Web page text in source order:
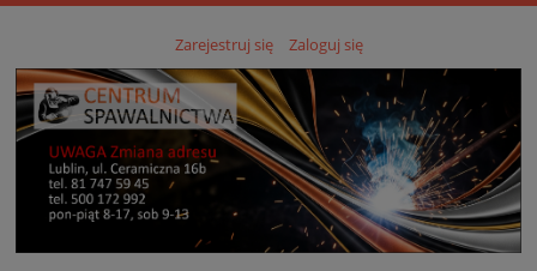
Zarejestruj się Zaloguj się